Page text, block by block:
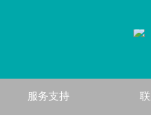
服务支持